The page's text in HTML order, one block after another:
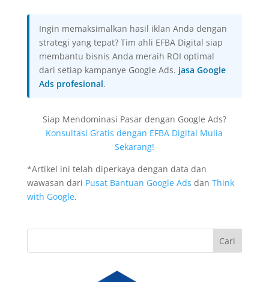
Ingin memaksimalkan hasil iklan Anda dengan
strategi yang tepat? Tim ahli EFBA Digital siap
membantu bisnis Anda meraih ROI optimal
dari setiap kampanye Google Ads. jasa Google
Ads profesional.
Siap Mendominasi Pasar dengan Google Ads?
Konsultasi Gratis dengan EFBA Digital Mulia
Sekarang!
*Artikel ini telah diperkaya dengan data dan
wawasan dari Pusat Bantuan Google Ads dan Think
with Google.
Cari